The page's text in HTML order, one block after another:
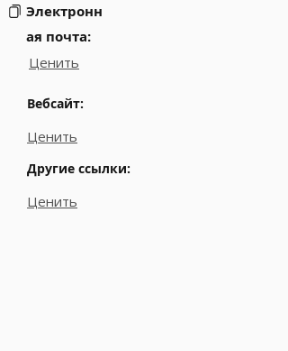
Электронн
ая почта:
Ценить
Вебсайт:
Ценить
Другие ссылки:
Ценить